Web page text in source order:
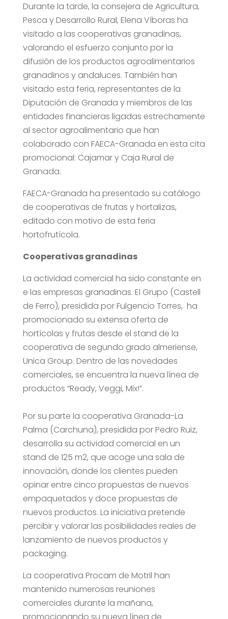
Durante la tarde, la consejera de Agricultura,
Pesca y Desarrollo Rural, Elena Víboras ha
visitado a las cooperativas granadinas,
valorando el esfuerzo conjunto por la
difusión de los productos agroalimentarios
granadinos y andaluces. También han
visitado esta feria, representantes de la
Diputación de Granada y miembros de las
entidades financieras ligadas estrechamente
al sector agroalimentario que han
colaborado con FAECA-Granada en esta cita
promocional: Cajamar y Caja Rural de
Granada.
FAECA-Granada ha presentado su catálogo
de cooperativas de frutas y hortalizas,
editado con motivo de esta feria
hortofrutícola.
Cooperativas granadinas
La actividad comercial ha sido constante en
e las empresas granadinas. El Grupo (Castell
de Ferro), presidida por Fulgencio Torres, ha
promocionado su extensa oferta de
hortícolas y frutas desde el stand de la
cooperativa de segundo grado almeriense,
Unica Group. Dentro de las novedades
comerciales, se encuentra la nueva línea de
productos “Ready, Veggi, Mix!”.
Por su parte la cooperativa Granada-La
Palma (Carchuna), presidida por Pedro Ruiz,
desarrolla su actividad comercial en un
stand de 125 m2, que acoge una sala de
innovación, donde los clientes pueden
opinar entre cinco propuestas de nuevos
empaquetados y doce propuestas de
nuevos productos. La iniciativa pretende
percibir y valorar las posibilidades reales de
lanzamiento de nuevos productos y
packaging.
La cooperativa Procam de Motril han
mantenido numerosas reuniones
comerciales durante la mañana,